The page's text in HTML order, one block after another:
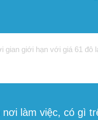
giới hạn với giá 61 đô
làm việc, có gì